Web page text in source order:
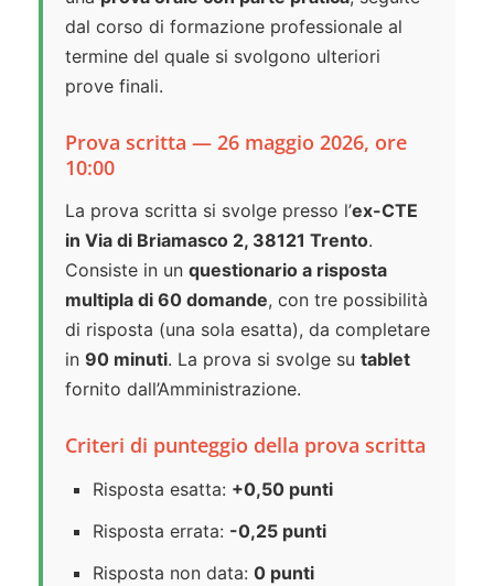
dal corso di formazione professionale al
termine del quale si svolgono ulteriori
prove finali.
Prova scritta — 26 maggio 2026, ore
10:00
La prova scritta si svolge presso l’ex-CTE
in Via di Briamasco 2, 38121 Trento.
Consiste in un questionario a risposta
multipla di 60 domande, con tre possibilità
di risposta (una sola esatta), da completare
in 90 minuti. La prova si svolge su tablet
fornito dall’Amministrazione.
Criteri di punteggio della prova scritta
Risposta esatta: +0,50 punti
Risposta errata: -0,25 punti
Risposta non data: 0 punti